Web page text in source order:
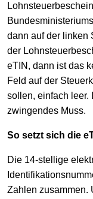
dann auf der linken
der
eTIN, dann ist das
Feld auf der
sollen, einfach leer.
zwingendes Muss.
So setzt sich die
Die 14-stellige
Zahlen zusammen.